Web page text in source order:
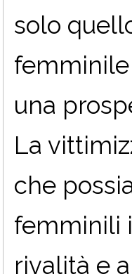
solo
femminile
una
La
che
femminili
rivalità e